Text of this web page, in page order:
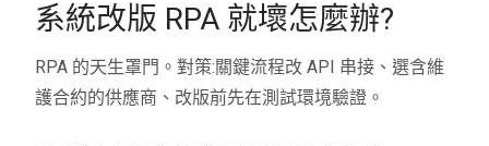
系統改版 RPA 就壞怎麼辦?
RPA 的天生罩門。對策:關鍵流程改 API 串接、選含維
護合約的供應商、改版前先在測試環境驗證。